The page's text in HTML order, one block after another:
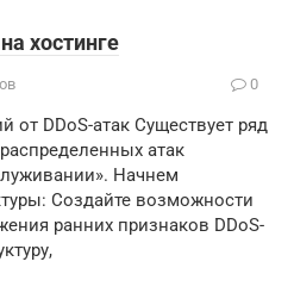
хостинге
0
DDoS-атак Существует ряд
атак
Начнем
Создайте возможности
ранних признаков DDoS-